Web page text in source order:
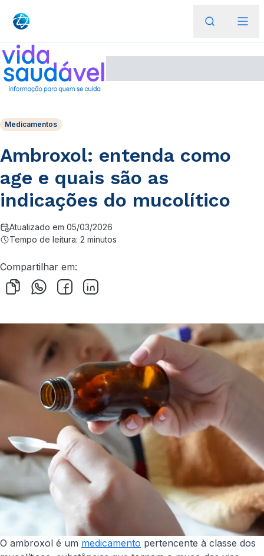
Medicamentos
Ambroxol: entenda como
age e quais são as
indicações do mucolítico
Atualizado em 05/03/2026
Tempo de leitura: 2 minutos
Compartilhar em:
O ambroxol é um medicamento pertencente à classe dos